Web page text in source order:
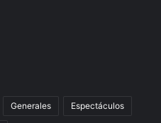
Generales Espectáculos